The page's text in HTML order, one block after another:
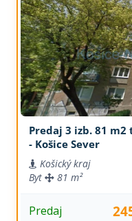
Predaj 3 izb. 81
- Košice Sever
Košický kraj
Byt
81 m²
Predaj